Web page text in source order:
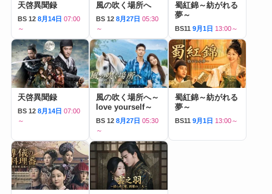
天啓異聞録
BS 12 8月14日 07:00
～
風の吹く場所へ
BS 12 8月27日 05:30
～
蜀紅錦～紡がれる
夢～
BS11 9月1日 13:00～
天啓異聞録
BS 12 8月14日 07:00
～
風の吹く場所へ～
love yourself～
BS 12 8月27日 05:30
～
蜀紅錦～紡がれる
夢～
BS11 9月1日 13:00～